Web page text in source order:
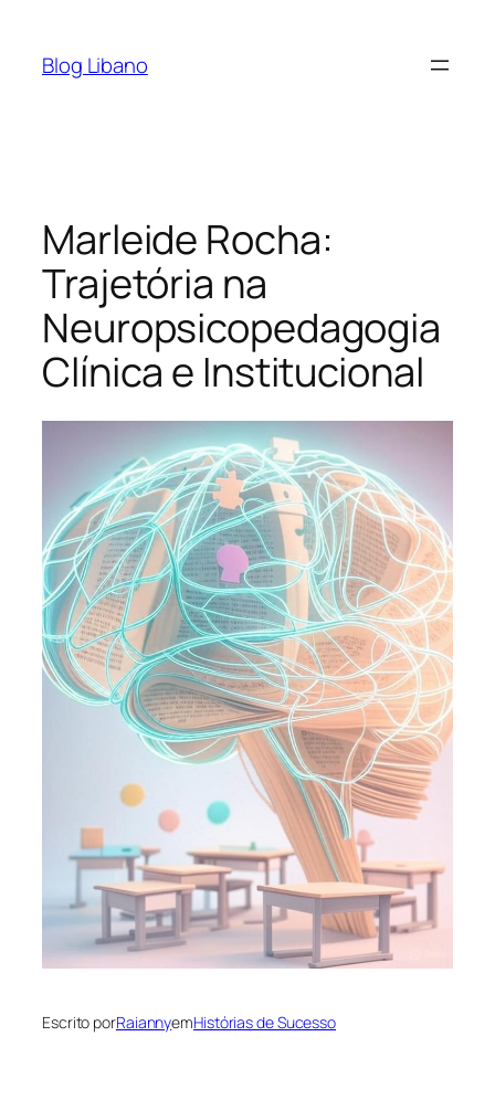
Blog Libano
Marleide Rocha:
Trajetória na
Neuropsicopedagogia
Clínica e Institucional
Escrito porRaiannyemHistórias de Sucesso